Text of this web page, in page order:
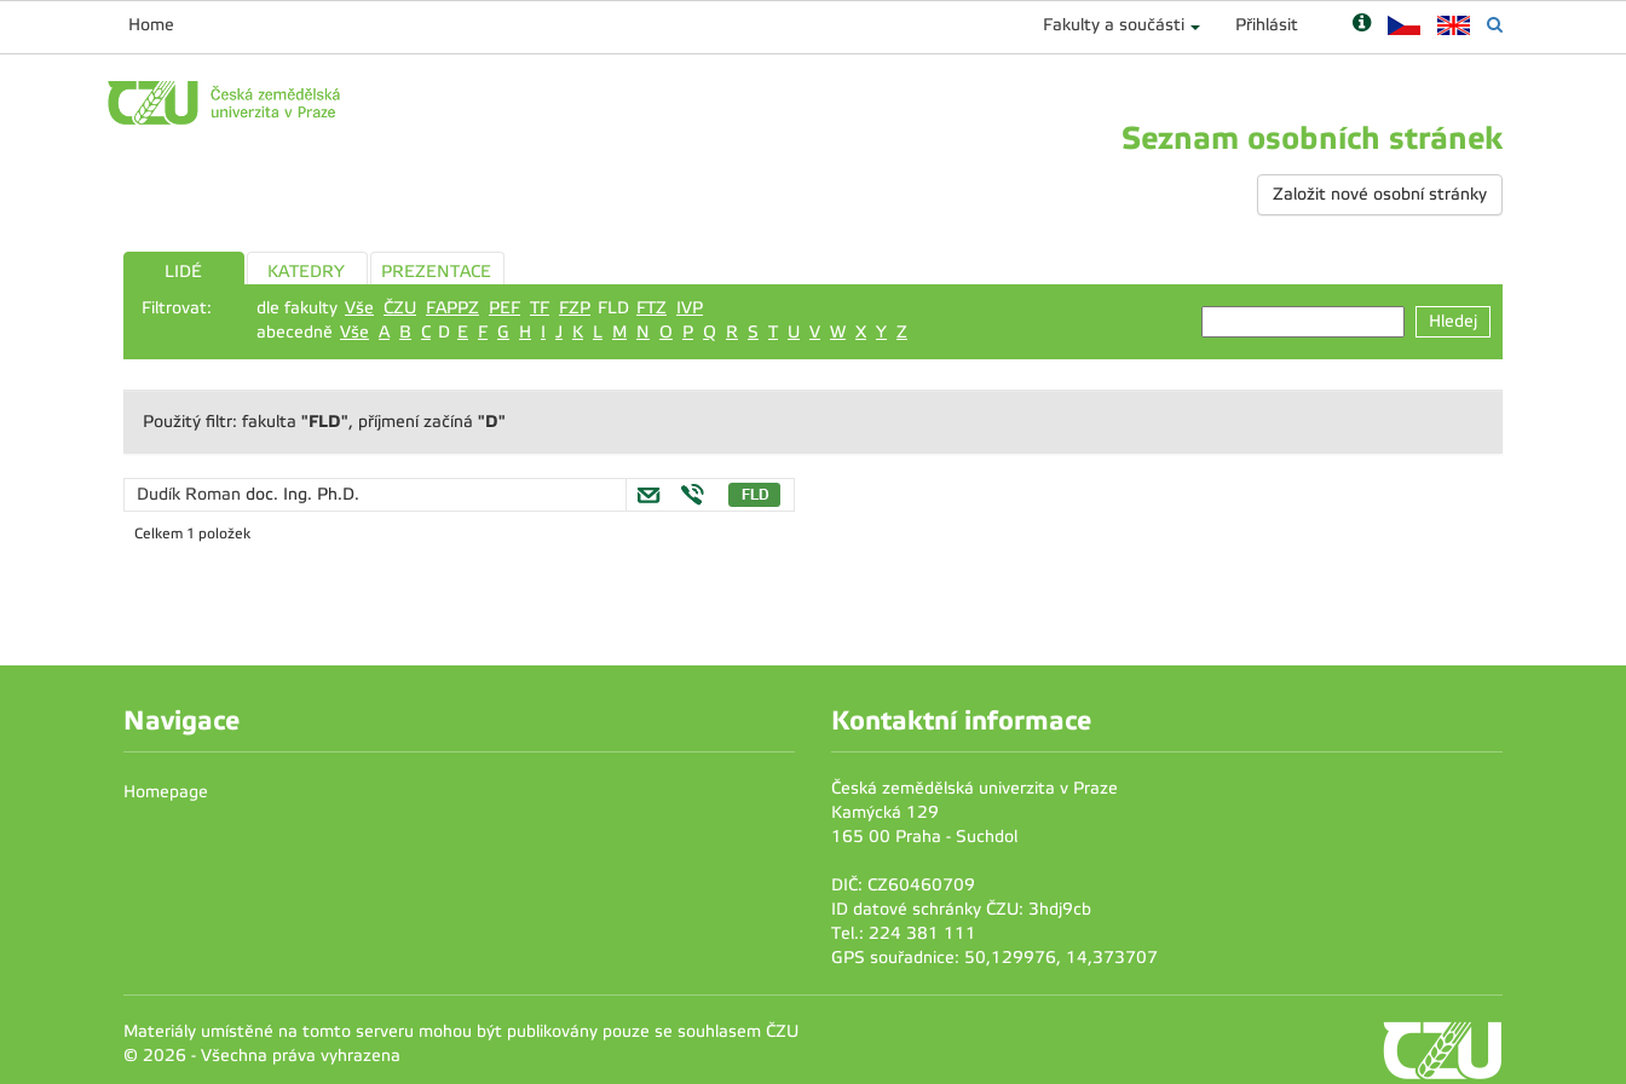
Home Fakulty a součásti Přihlásit
Seznam osobních stránek
Založit nové osobní stránky
LIDÉ KATEDRY
PREZENTACE
Filtrovat:
dle fakulty Vše ČZU FAPPZ PEF TF FZP FLD FTZ IVP
abecedně Vše A B C D E F G H I J K L M N O P Q R S T U V W X Y Z
Hledej
Použitý filtr: fakulta "FLD", příjmení začíná "D"
Dudík Roman doc. Ing. Ph.D.
Celkem 1 položek
Navigace
Homepage
Kontaktní informace
Česká zemědělská univerzita v Praze
Kamýcká 129
165 00 Praha - Suchdol
DIČ: CZ60460709
ID datové schránky ČZU: 3hdj9cb
Tel.: 224 381 111
GPS souřadnice: 50,129976, 14,373707
Materiály umístěné na tomto serveru mohou být publikovány pouze se souhlasem ČZU
© 2026 - Všechna práva vyhrazena